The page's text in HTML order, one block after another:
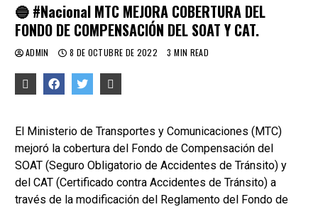
🔵 #Nacional MTC MEJORA COBERTURA DEL
FONDO DE COMPENSACIÓN DEL SOAT Y CAT.
ADMIN 8 DE OCTUBRE DE 2022 3 MIN READ
El Ministerio de Transportes y Comunicaciones (MTC)
mejoró la cobertura del Fondo de Compensación del
SOAT (Seguro Obligatorio de Accidentes de Tránsito) y
del CAT (Certificado contra Accidentes de Tránsito) a
través de la modificación del Reglamento del Fondo de